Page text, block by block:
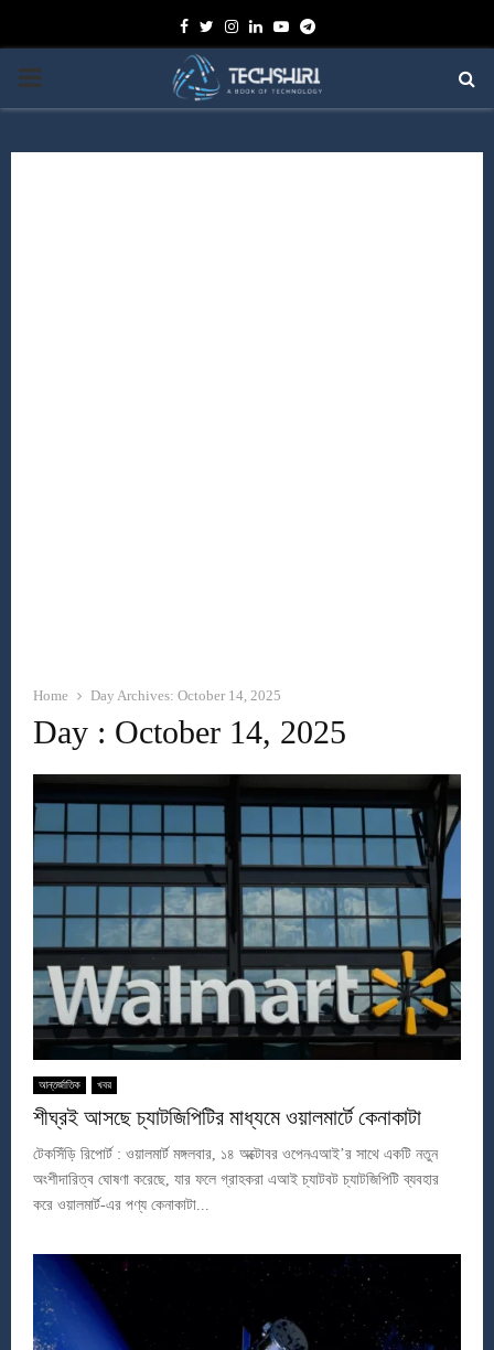
Facebook
TwitterInstagram
Linkedin
YoutubeTelegram
PRIMARY
Home Day Archives: October 14, 2025
Day : October 14, 2025
আন্তর্জাতিক খবর
শীঘ্রই আসছে চ্যাটজিপিটির মাধ্যমে ওয়ালমার্টে কেনাকাটা
টেকসিঁড়ি রিপোর্ট : ওয়ালমার্ট মঙ্গলবার, ১৪ অক্টোবর ওপেনএআই’র সাথে একটি নতুন
অংশীদারিত্ব ঘোষণা করেছে, যার ফলে গ্রাহকরা এআই চ্যাটবট চ্যাটজিপিটি ব্যবহার
করে ওয়ালমার্ট-এর পণ্য কেনাকাটা...